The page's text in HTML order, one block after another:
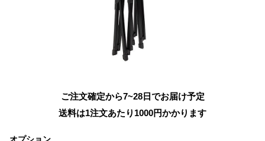
ご注文確定から7~28日でお届け予定
送料は1注文あたり 1000円かかります